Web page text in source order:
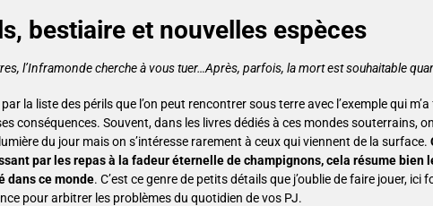
bestiaire et nouvelles espèces
l’Inframonde cherche à vous tuer…Après, parfois, la mort est souhaitable
la liste des périls que l’on peut rencontrer sous terre avec l’exemple qui
conséquences. Souvent, dans les livres dédiés à ces mondes souterrains,
du jour mais on s’intéresse rarement à ceux qui viennent de la surface.
par les repas à la fadeur éternelle de champignons, cela résume bien
dans ce monde. C’est ce genre de petits détails que j’oublie de faire jouer,
pour arbitrer les problèmes du quotidien de vos PJ.